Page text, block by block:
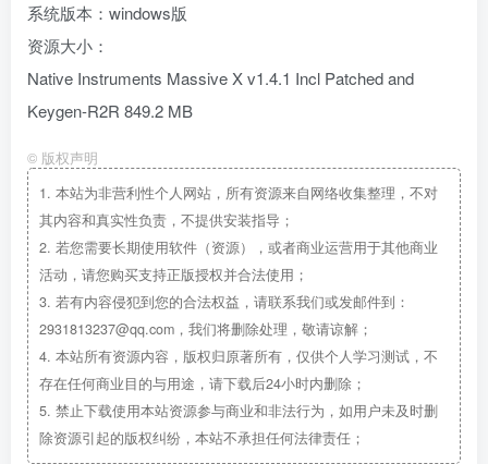
系统版本：windows版
资源大小：
Native Instruments Massive X v1.4.1 Incl Patched and
Keygen-R2R 849.2 MB
© 版权声明
1. 本站为非营利性个人网站，所有资源来自网络收集整理，不对
其内容和真实性负责，不提供安装指导；
2. 若您需要长期使用软件（资源），或者商业运营用于其他商业
活动，请您购买支持正版授权并合法使用；
3. 若有内容侵犯到您的合法权益，请联系我们或发邮件到：
2931813237@qq.com，我们将删除处理，敬请谅解；
4. 本站所有资源内容，版权归原著所有，仅供个人学习测试，不
存在任何商业目的与用途，请下载后24小时内删除；
5. 禁止下载使用本站资源参与商业和非法行为，如用户未及时删
除资源引起的版权纠纷，本站不承担任何法律责任；